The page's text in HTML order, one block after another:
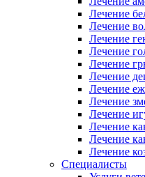
Лечение
Лечение
Лечение
Лечение
Лечение
Лечение
Лечение
Лечение
Лечение
Лечение
Лечение
Лечение
Специалисты